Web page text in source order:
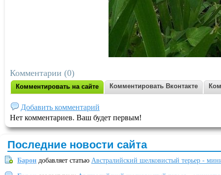
Комментарии (0)
Комментировать на сайте Комментировать Вконтакте
Добавить комментарий
Нет комментариев. Ваш будет первым!
Последние новости сайта
Барон добавляет статью Австралийский шелковистый терьер -